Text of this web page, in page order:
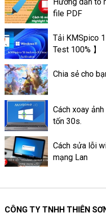
trên máy tính có thể giúp máy
tính có thể đạt được hiệu suất
tốt. Và có hoạt động ổn định
tốt hơn. Sau đây là thông tin
mức quan trọng của keo tản
nhiệt ở trên máy tính.
file PDF
Tải KMSpico
Test 100% 】
Chia sẻ cho
Cách xoay
tốn 30s.
Cách sửa lỗi
mạng Lan
CÔNG TY TNHH THIÊN